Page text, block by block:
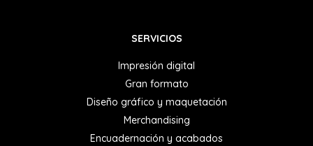
SERVICIOS
Impresión digital
Gran formato
Diseño gráfico y maquetación
Merchandising
Encuadernación y acabados